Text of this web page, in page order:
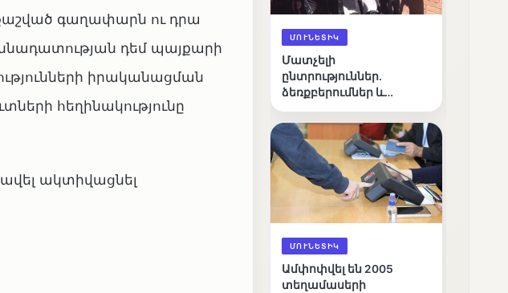
գաղափարն ու դրա
դեմ պայքարի
իրականացման
հեղինակությունը
ակտիվացնել
ՄՈՒՆԵՏԻԿ
Մատչելի
ընտրություններ.
ձեռքբերումներ և
բացթողումներ
ՄՈՒՆԵՏԻԿ
Ամփոփվել են 2005
տեղամասերի